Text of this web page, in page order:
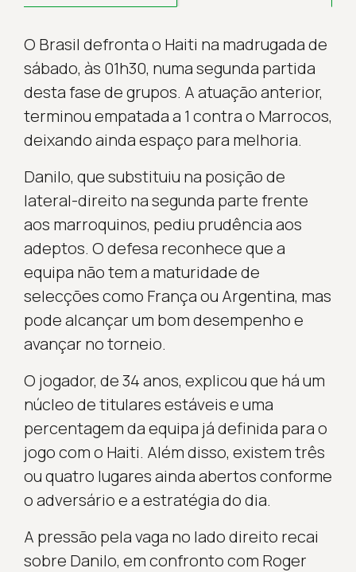
O Brasil defronta o Haiti na madrugada de
sábado, às 01h30, numa segunda partida
desta fase de grupos. A atuação anterior,
terminou empatada a 1 contra o Marrocos,
deixando ainda espaço para melhoria.
Danilo, que substituiu na posição de
lateral-direito na segunda parte frente
aos marroquinos, pediu prudência aos
adeptos. O defesa reconhece que a
equipa não tem a maturidade de
selecções como França ou Argentina, mas
pode alcançar um bom desempenho e
avançar no torneio.
O jogador, de 34 anos, explicou que há um
núcleo de titulares estáveis e uma
percentagem da equipa já definida para o
jogo com o Haiti. Além disso, existem três
ou quatro lugares ainda abertos conforme
o adversário e a estratégia do dia.
A pressão pela vaga no lado direito recai
sobre Danilo, em confronto com Roger